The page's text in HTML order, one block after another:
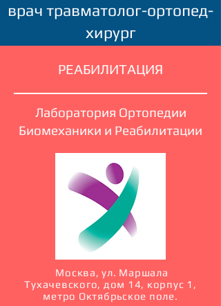
врач травматолог-ортопед-
хирург
РЕАБИЛИТАЦИЯ
Лаборатория Ортопедии
Биомеханики и Реабилитации
Москва, ул. Маршала
Тухачевского, дом 14, корпус 1,
метро Октябрьское поле.